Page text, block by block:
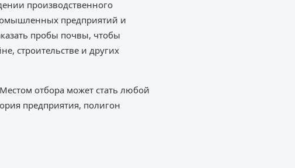
производственного
предприятий и
пробы почвы, чтобы
строительстве и других
отбора может стать любой
предприятия, полигон